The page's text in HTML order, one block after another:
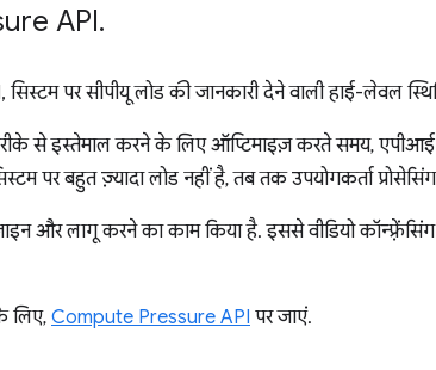
API.
पर सीपीयू लोड की जानकारी देने वाली हाई-लेवल
से इस्तेमाल करने के लिए ऑप्टिमाइज़ करते समय, एपीआई
पर बहुत ज़्यादा लोड नहीं है, तब तक उपयोगकर्ता
और लागू करने का काम किया है. इससे वीडियो
लिए, Compute Pressure API पर जाएं.